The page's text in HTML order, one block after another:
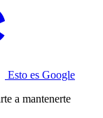
Esto es Google
a mantenerte